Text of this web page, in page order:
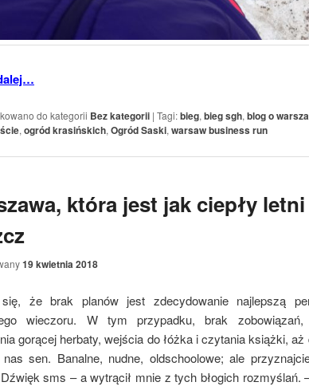
do kategorii Bez kategorii | Tagi:bieg, bieg sgh, blog o
, ogród krasińskich, Ogród Saski, warsaw business run
która jest jak ciepły letni
19 kwietnia 2018
że brak planów jest zdecydowanie najlepszą
wieczoru. W tym przypadku, brak zobowiązań,
gorącej herbaty, wejścia do łóżka i czytania książki,
sen. Banalne, nudne, oldschoolowe; ale
sms – a wytrącił mnie z tych błogich rozmyślań.